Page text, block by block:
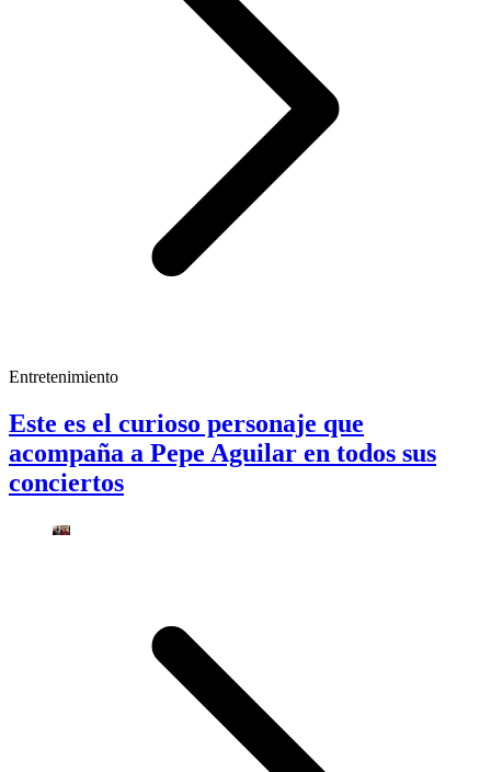
Entretenimiento
Este es el curioso personaje que
acompaña a Pepe Aguilar en todos sus
conciertos